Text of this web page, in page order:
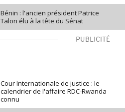
Bénin : l'ancien président Patrice
Talon élu à la tête du Sénat
PUBLICITÉ
Cour Internationale de justice : le
calendrier de l'affaire RDC-Rwanda
connu